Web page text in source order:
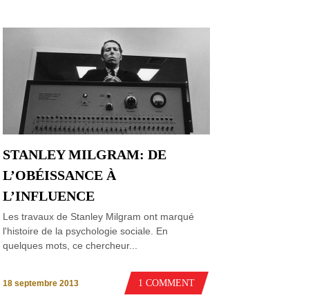
STANLEY MILGRAM: DE
L’OBÉISSANCE À
L’INFLUENCE
Les travaux de Stanley Milgram ont marqué
l'histoire de la psychologie sociale. En
quelques mots, ce chercheur...
18 septembre 2013 1 COMMENT